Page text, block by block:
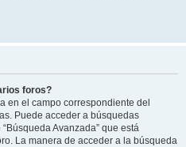
foros?
en el campo correspondiente del
Puede acceder a búsquedas
Avanzada” que está
La manera de acceder a la búsqueda